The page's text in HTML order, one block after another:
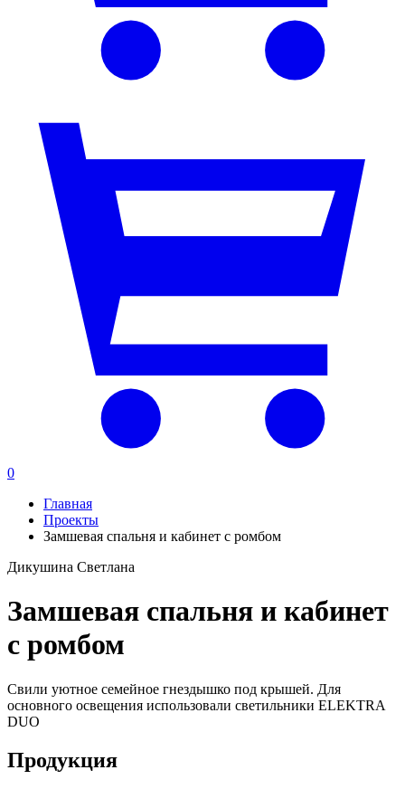
0
Главная
Проекты
Замшевая спальня и кабинет с ромбом
Дикушина Светлана
Замшевая спальня и кабинет
с ромбом
Свили уютное семейное гнездышко под крышей. Для
основного освещения использовали светильники ELEKTRA
DUO
Продукция